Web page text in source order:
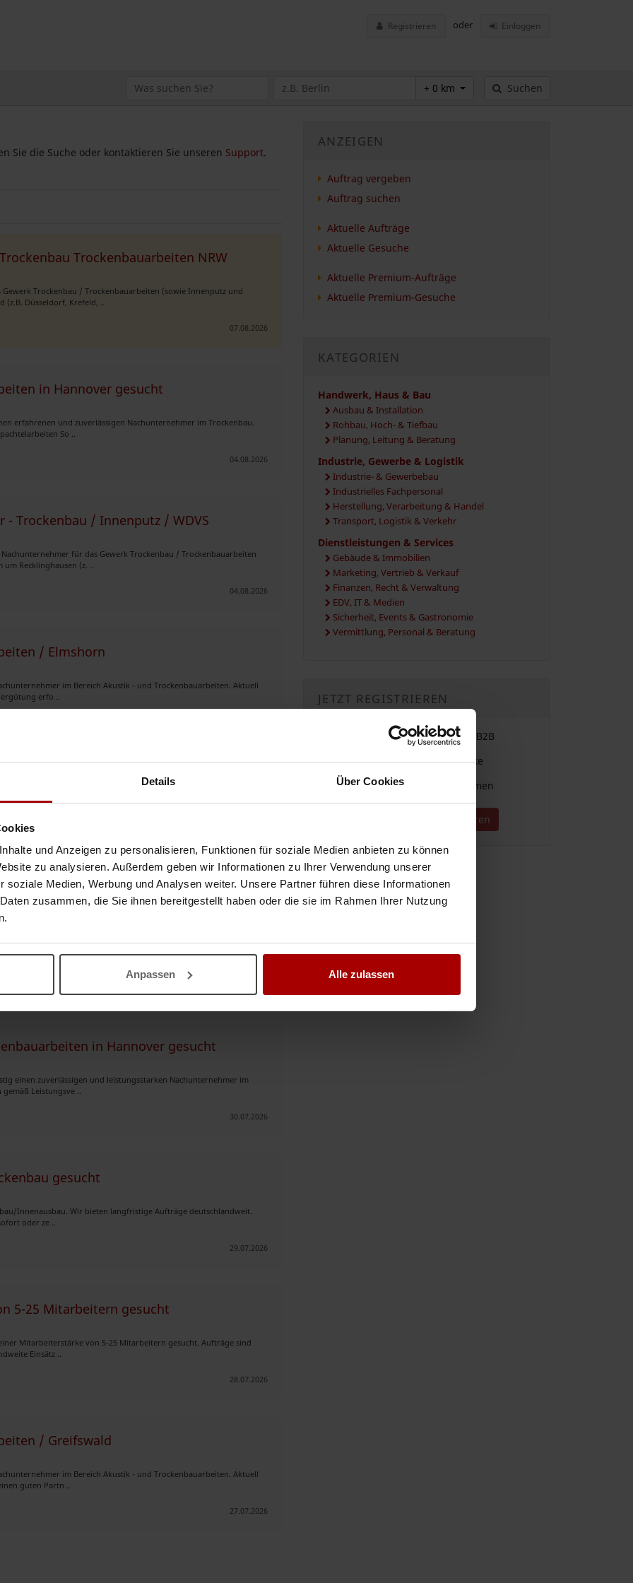
Details Über Cookies
und Anzeigen zu personalisieren, Funktionen für soziale Medien anbieten zu können
zu analysieren. Außerdem geben wir Informationen zu Ihrer Verwendung unserer
soziale Medien, Werbung und Analysen weiter. Unsere Partner führen diese Informationen
zusammen, die Sie ihnen bereitgestellt haben oder die sie im Rahmen Ihrer Nutzung
Anpassen Alle zulassen
Registrieren oder Einloggen
+ 0 km Suchen
Sie die Suche oder kontaktieren Sie unseren Support.
Trockenbauarbeiten NRW
Trockenbau / Trockenbauarbeiten (sowie Innenputz und
Düsseldorf, Krefeld, ..
07.08.2026
in Hannover gesucht
erfahrenen und zuverlässigen Nachunternehmer im Trockenbau.
So ..
04.08.2026
Trockenbau / Innenputz / WDVS
für das Gewerk Trockenbau / Trockenbauarbeiten
Recklinghausen (z. ..
04.08.2026
/ Elmshorn
im Bereich Akustik - und Trockenbauarbeiten. Aktuell
erfo ..
/ Sehestedt
im Bereich Akustik - und Trockenbauarbeiten. Aktuell
er ..
03.08.2026
/ Eckernförde
im Bereich Akustik - und Trockenbauarbeiten. Aktuell
Vergütung ..
in Hannover gesucht
einen zuverlässigen und leistungsstarken Nachunternehmer im
Leistungsve ..
30.07.2026
gesucht
Innenausbau. Wir bieten langfristige Aufträge deutschlandweit.
oder ze ..
29.07.2026
5-25 Mitarbeitern gesucht
Mitarbeiterstärke von 5-25 Mitarbeitern gesucht. Aufträge sind
Einsätz ..
28.07.2026
/ Greifswald
im Bereich Akustik - und Trockenbauarbeiten. Aktuell
guten Partn ..
27.07.2026
ANZEIGEN
Auftrag vergeben
Auftrag suchen
Aktuelle Aufträge
Aktuelle Gesuche
Aktuelle Premium-Aufträge
Aktuelle Premium-Gesuche
KATEGORIEN
Handwerk, Haus & Bau
Ausbau & Installation
Rohbau, Hoch- & Tiefbau
Planung, Leitung & Beratung
Industrie, Gewerbe & Logistik
Industrie- & Gewerbebau
Industrielles Fachpersonal
Herstellung, Verarbeitung & Handel
Transport, Logistik & Verkehr
Dienstleistungen & Services
Gebäude & Immobilien
Marketing, Vertrieb & Verkauf
Finanzen, Recht & Verwaltung
EDV, IT & Medien
Sicherheit, Events & Gastronomie
Vermittlung, Personal & Beratung
JETZT REGISTRIEREN
Einfache Vergabe & Suche im B2B
Für alle Branchen und Gewerke
Direkter Kontakt zu Unternehmen
Jetzt kostenlos registrieren